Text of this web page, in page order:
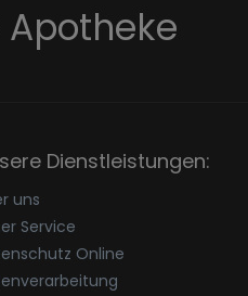
Dienstleistungen:
uns
Service
Online